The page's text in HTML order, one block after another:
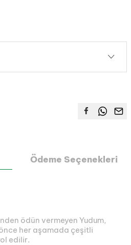
Ödeme Seçenekleri
ödün vermeyen Yudum,
her aşamada çeşitli
edilir.